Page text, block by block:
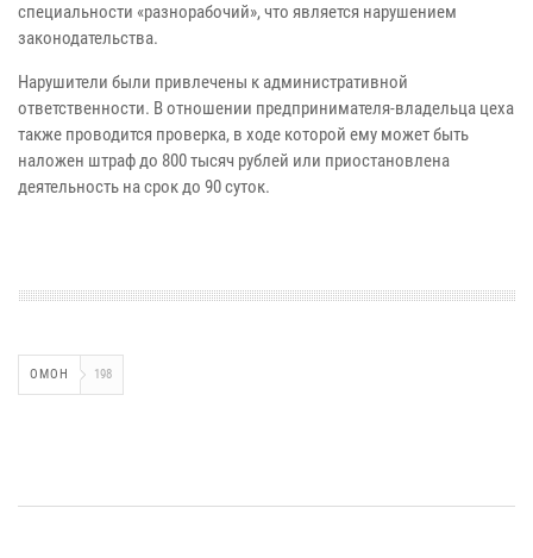
специальности «разнорабочий», что является нарушением
законодательства.
Нарушители были привлечены к административной
ответственности. В отношении предпринимателя-владельца цеха
также проводится проверка, в ходе которой ему может быть
наложен штраф до 800 тысяч рублей или приостановлена
деятельность на срок до 90 суток.
ОМОН 198